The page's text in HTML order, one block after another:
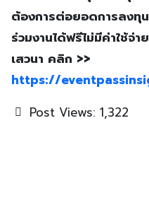
ต้องการต่อยอดการลงทุ
ร่วมงานได้ฟรีไม่มีค่าใช้จ่
เสวนา คลิก >>
https://
Post Views: 1,322